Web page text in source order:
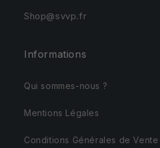
Shop@svvp.fr
Informations
Qui sommes-nous ?
Mentions Légales
Conditions Générales de Vente